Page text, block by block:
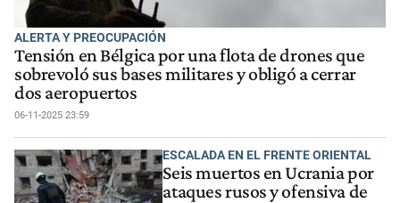
ALERTA Y PREOCUPACIÓN
Tensión en Bélgica por una flota de drones que
sobrevoló sus bases militares y obligó a cerrar
dos aeropuertos
06-11-2025 23:59
ESCALADA EN EL FRENTE ORIENTAL
Seis muertos en Ucrania por
ataques rusos y ofensiva de